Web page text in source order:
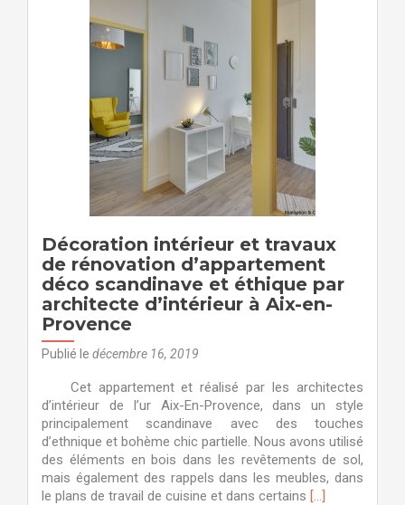
Provence
Décoration intérieur et travaux
de rénovation d’appartement
déco scandinave et éthique par
architecte d’intérieur à Aix-en-
Provence
Publié le décembre 16, 2019
Cet appartement et réalisé par les architectes
d’intérieur de l’ur Aix-En-Provence, dans un style
principalement scandinave avec des touches
d’ethnique et bohème chic partielle. Nous avons utilisé
des éléments en bois dans les revêtements de sol,
mais également des rappels dans les meubles, dans
le plans de travail de cuisine et dans certains En
[…]